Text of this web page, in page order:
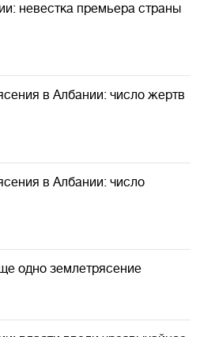
невестка премьера страны
в Албании: число жертв
в Албании: число
одно землетрясение